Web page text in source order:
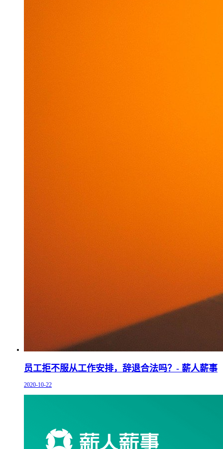
员工拒不服从工作安排，辞退合法吗？- 薪人薪事
2020-10-22